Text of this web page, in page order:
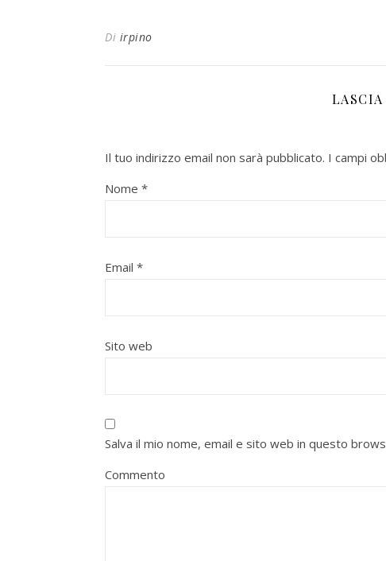
Di irpino
LASCIA
Il tuo indirizzo email non sarà pubblicato. I campi
Nome *
Email *
Sito web
Salva il mio nome, email e sito web in questo
Commento